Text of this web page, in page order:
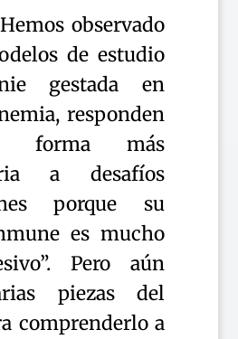
observado
de estudio
gestada en
responden
forma más
a desafíos
porque su
es mucho
Pero aún
piezas del
comprenderlo a